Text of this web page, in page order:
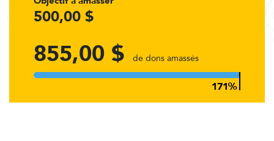
500,00 $
855,00 $ de dons amassés